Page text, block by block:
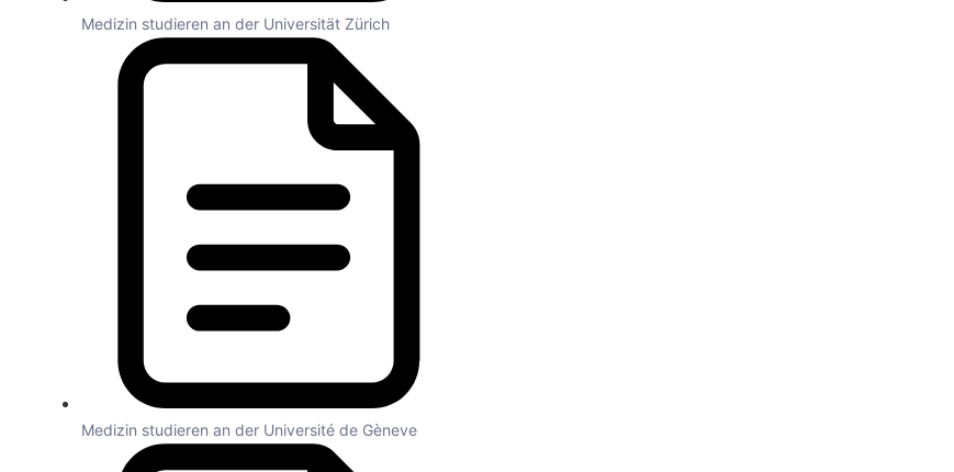
Medizin studieren an der Universität Zürich
Medizin studieren an der Université de Gèneve